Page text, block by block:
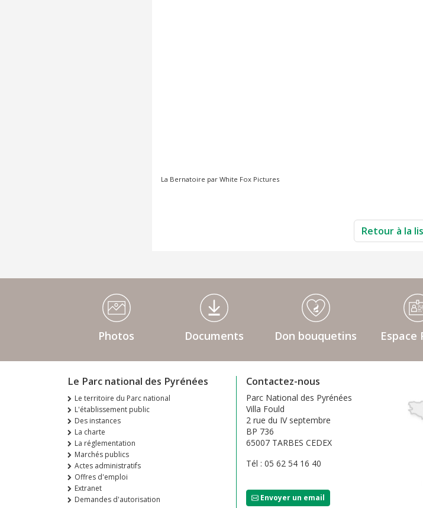
La Bernatoire par White Fox Pictures
Retour à la
Médiathèque Footer
Photos Documents Don bouquetins Espace
Le Parc national des Pyrénées
Le territoire du Parc national
L'établissement public
Des instances
La charte
La réglementation
Marchés publics
Actes administratifs
Offres d'emploi
Extranet
Demandes d'autorisation
Contactez-nous
Parc National des Pyrénées
Villa Fould
2 rue du IV septembre
BP 736
65007 TARBES CEDEX
Tél : 05 62 54 16 40
Envoyer un email